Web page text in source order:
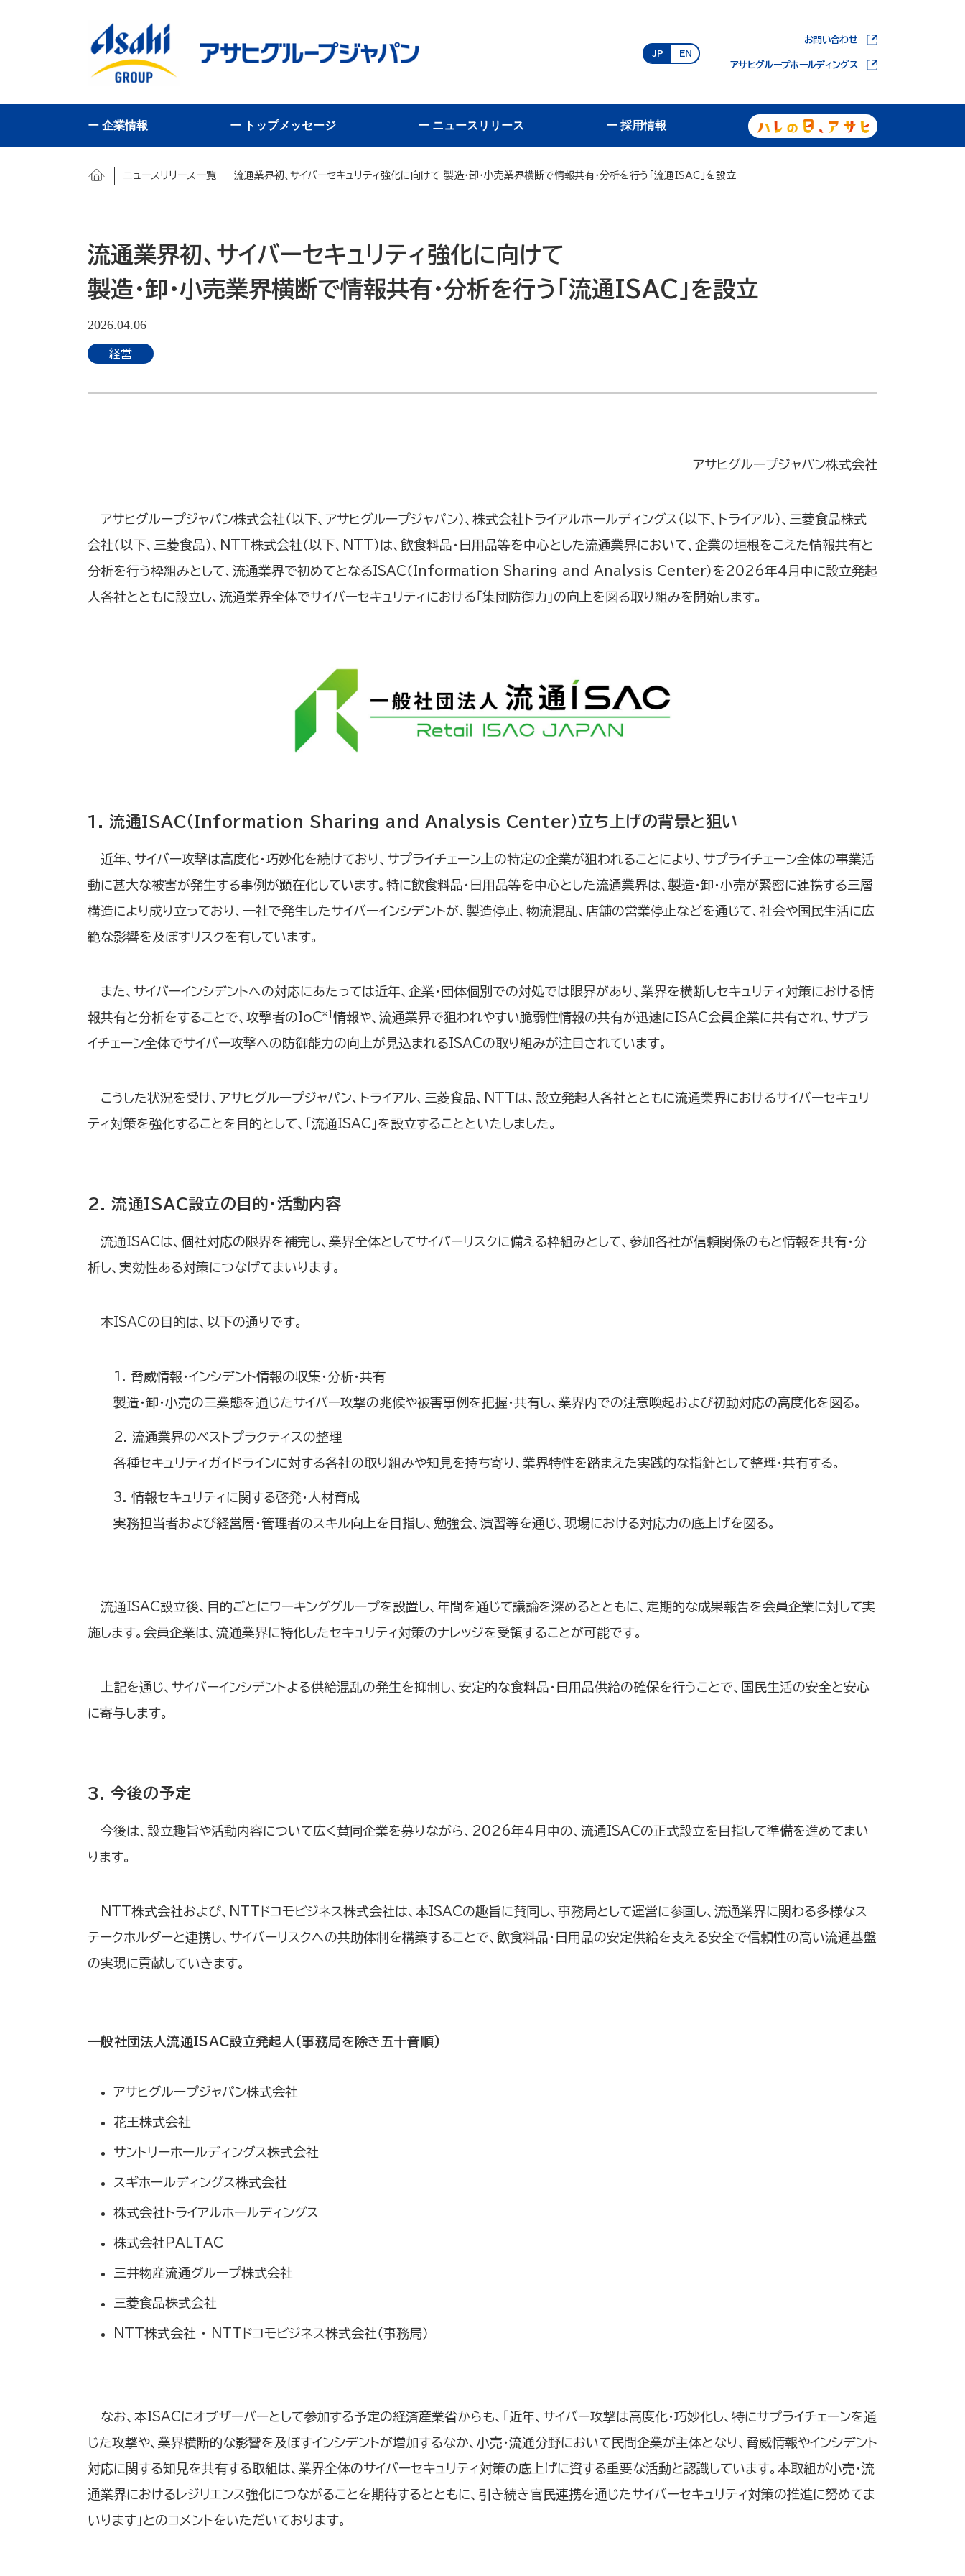
JP EN
お問い合わせ
アサヒグループホールディングス
ー 企業情報 ー トップメッセージ ー ニュースリリース ー 採用情報
ニュースリリース一覧 流通業界初、サイバーセキュリティ強化に向けて 製造・卸・小売業界横断で情報共有・分析を行う「流通ISAC」を設立
流通業界初、サイバーセキュリティ強化に向けて
製造・卸・小売業界横断で情報共有・分析を行う「流通ISAC」を設立
2026.04.06
経営
アサヒグループジャパン株式会社
アサヒグループジャパン株式会社（以下、アサヒグループジャパン）、株式会社トライアルホールディングス（以下、トライアル）、三菱食品株式
会社（以下、三菱食品）、NTT株式会社（以下、NTT）は、飲食料品・日用品等を中心とした流通業界において、企業の垣根をこえた情報共有と
分析を行う枠組みとして、流通業界で初めてとなるISAC（Information Sharing and Analysis Center）を2026年4月中に設立発起
人各社とともに設立し、流通業界全体でサイバーセキュリティにおける「集団防御力」の向上を図る取り組みを開始します。
1. 流通ISAC（Information Sharing and Analysis Center）立ち上げの背景と狙い
近年、サイバー攻撃は高度化・巧妙化を続けており、サプライチェーン上の特定の企業が狙われることにより、サプライチェーン全体の事業活
動に甚大な被害が発生する事例が顕在化しています。特に飲食料品・日用品等を中心とした流通業界は、製造・卸・小売が緊密に連携する三層
構造により成り立っており、一社で発生したサイバーインシデントが、製造停止、物流混乱、店舗の営業停止などを通じて、社会や国民生活に広
範な影響を及ぼすリスクを有しています。
また、サイバーインシデントへの対応にあたっては近年、企業・団体個別での対処では限界があり、業界を横断しセキュリティ対策における情
報共有と分析をすることで、攻撃者のIoC*1 情報や、流通業界で狙われやすい脆弱性情報の共有が迅速にISAC会員企業に共有され、サプラ
イチェーン全体でサイバー攻撃への防御能力の向上が見込まれるISACの取り組みが注目されています。
こうした状況を受け、アサヒグループジャパン、トライアル、三菱食品、NTTは、設立発起人各社とともに流通業界におけるサイバーセキュリ
ティ対策を強化することを目的として、「流通ISAC」を設立することといたしました。
2. 流通ISAC設立の目的・活動内容
流通ISACは、個社対応の限界を補完し、業界全体としてサイバーリスクに備える枠組みとして、参加各社が信頼関係のもと情報を共有・分
析し、実効性ある対策につなげてまいります。
本ISACの目的は、以下の通りです。
1. 脅威情報・インシデント情報の収集・分析・共有
製造・卸・小売の三業態を通じたサイバー攻撃の兆候や被害事例を把握・共有し、業界内での注意喚起および初動対応の高度化を図る。
2. 流通業界のベストプラクティスの整理
各種セキュリティガイドラインに対する各社の取り組みや知見を持ち寄り、業界特性を踏まえた実践的な指針として整理・共有する。
3. 情報セキュリティに関する啓発・人材育成
実務担当者および経営層・管理者のスキル向上を目指し、勉強会、演習等を通じ、現場における対応力の底上げを図る。
流通ISAC設立後、目的ごとにワーキンググループを設置し、年間を通じて議論を深めるとともに、定期的な成果報告を会員企業に対して実
施します。会員企業は、流通業界に特化したセキュリティ対策のナレッジを受領することが可能です。
上記を通じ、サイバーインシデントよる供給混乱の発生を抑制し、安定的な食料品・日用品供給の確保を行うことで、国民生活の安全と安心
に寄与します。
3. 今後の予定
今後は、設立趣旨や活動内容について広く賛同企業を募りながら、2026年4月中の、流通ISACの正式設立を目指して準備を進めてまい
ります。
NTT株式会社および、NTTドコモビジネス株式会社は、本ISACの趣旨に賛同し、事務局として運営に参画し、流通業界に関わる多様なス
テークホルダーと連携し、サイバーリスクへの共助体制を構築することで、飲食料品・日用品の安定供給を支える安全で信頼性の高い流通基盤
の実現に貢献していきます。
一般社団法人流通ISAC設立発起人(事務局を除き五十音順)
アサヒグループジャパン株式会社
花王株式会社
サントリーホールディングス株式会社
スギホールディングス株式会社
株式会社トライアルホールディングス
株式会社PALTAC
三井物産流通グループ株式会社
三菱食品株式会社
NTT株式会社 ・ NTTドコモビジネス株式会社（事務局）
なお、本ISACにオブザーバーとして参加する予定の経済産業省からも、「近年、サイバー攻撃は高度化・巧妙化し、特にサプライチェーンを通
じた攻撃や、業界横断的な影響を及ぼすインシデントが増加するなか、小売・流通分野において民間企業が主体となり、脅威情報やインシデント
対応に関する知見を共有する取組は、業界全体のサイバーセキュリティ対策の底上げに資する重要な活動と認識しています。本取組が小売・流
通業界におけるレジリエンス強化につながることを期待するとともに、引き続き官民連携を通じたサイバーセキュリティ対策の推進に努めてま
いります」とのコメントをいただいております。